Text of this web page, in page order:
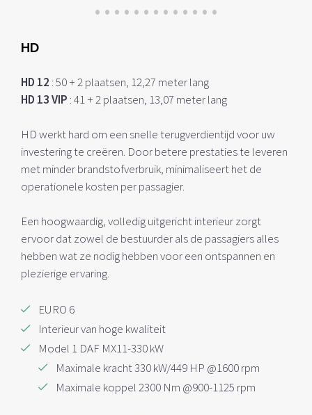
• • • • • • • • • • • • •
HD
HD 12 : 50 + 2 plaatsen, 12,27 meter lang
HD 13 VIP : 41 + 2 plaatsen, 13,07 meter lang
HD werkt hard om een snelle terugverdientijd voor uw
investering te creëren. Door betere prestaties te leveren
met minder brandstofverbruik, minimaliseert het de
operationele kosten per passagier.
Een hoogwaardig, volledig uitgericht interieur zorgt
ervoor dat zowel de bestuurder als de passagiers alles
hebben wat ze nodig hebben voor een ontspannen en
plezierige ervaring.
EURO 6
Interieur van hoge kwaliteit
Model 1 DAF MX11-330 kW
Maximale kracht 330 kW/449 HP @1600 rpm
Maximale koppel 2300 Nm @900-1125 rpm